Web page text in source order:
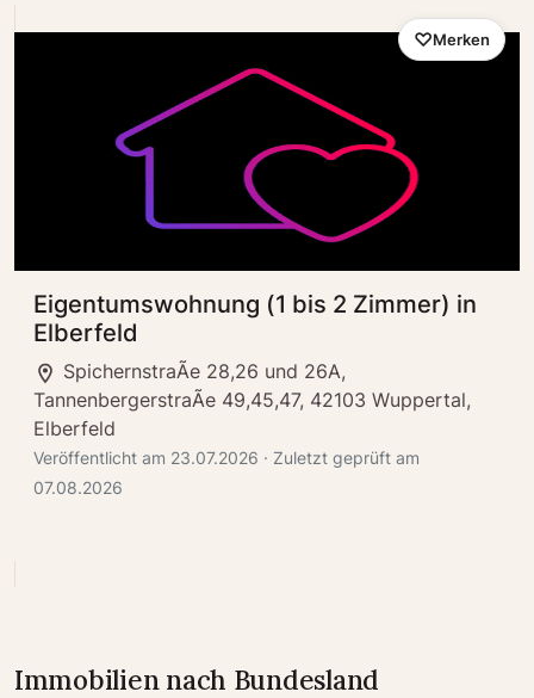
Eigentumswohnung (1 bis 2 Zimmer) in
Elberfeld
SpichernstraÃe 28,26 und 26A,
TannenbergerstraÃe 49,45,47, 42103 Wuppertal,
Elberfeld
Veröffentlicht am 23.07.2026 · Zuletzt geprüft am
07.08.2026
Merken
Immobilien nach Bundesland